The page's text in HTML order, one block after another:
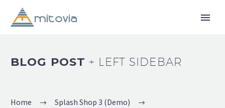
BLOG POST+ LEFT SIDEBAR
Home
Splash Shop 3 (Demo)